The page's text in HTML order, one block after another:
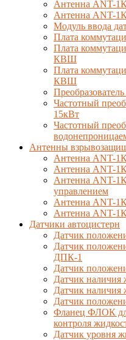
Антенна ANT-
Антенна ANT-
Модуль ввода
Плата
Плата
КВШ
Плата
КВШ
Частотный
15кВт
Частотный
Антенны
Антенна ANT-
Антенна ANT-
Антенна ANT-
управлением
Антенна ANT-
Антенна ANT-
Датчики автоцистерн
Датчик
Датчик
ДПК-1
Датчик
Датчик
Датчик
Датчик
Фланец ФЛОК
контроля
Датчик уровня